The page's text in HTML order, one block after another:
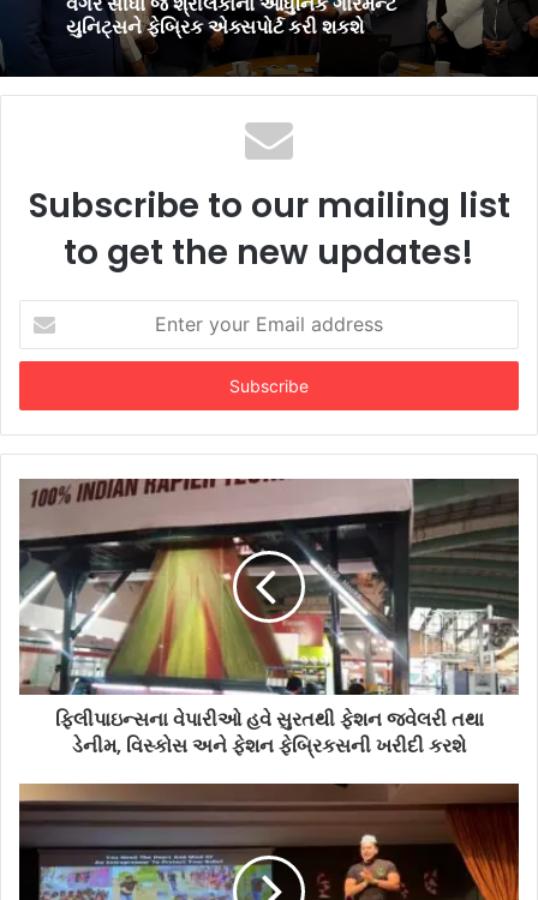
સુરતના ગ્રે કાપડના મેન્યુફેક્ચરર્સ કોઈપણ મધ્યસ્થી
વગર સીધા જ શ્રીલંકાના આધુનિક ગારમેન્ટ
વિદ્યાર્થીઓ માટે સુરતમાં પીટીઈ પાર્ટનર મીટનું
આયોજન કર્યું
Subscribe to our mailing list
to get the new updates!
your
Email
ફિલીપાઇન્સના વેપારીઓ હવે સુરતથી ફેશન જ્વેલરી તથા
ડેનીમ, વિસ્કોસ અને ફેશન ફેબ્રિકસની ખરીદી કરશે